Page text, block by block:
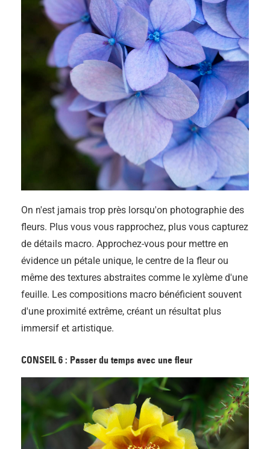
On n'est jamais trop près lorsqu'on photographie des
fleurs. Plus vous vous rapprochez, plus vous capturez
de détails macro. Approchez-vous pour mettre en
évidence un pétale unique, le centre de la fleur ou
même des textures abstraites comme le xylème d'une
feuille. Les compositions macro bénéficient souvent
d'une proximité extrême, créant un résultat plus
immersif et artistique.
CONSEIL 6 : Passer du temps avec une fleur